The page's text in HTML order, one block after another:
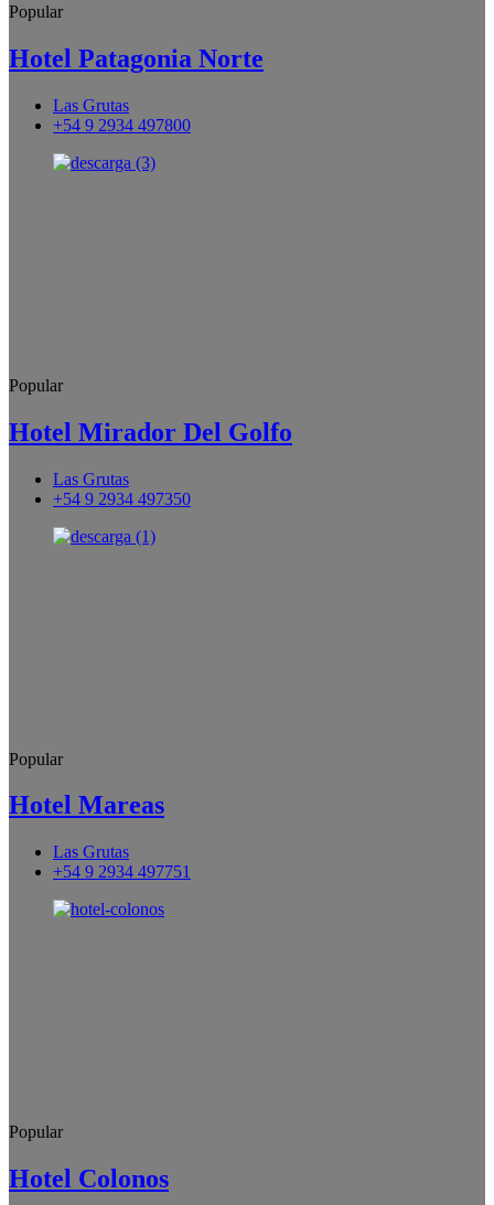
Popular
Hotel Patagonia Norte
Las Grutas
+54 9 2934 497800
Popular
Hotel Mirador Del Golfo
Las Grutas
+54 9 2934 497350
Popular
Hotel Mareas
Las Grutas
+54 9 2934 497751
Popular
Hotel Colonos